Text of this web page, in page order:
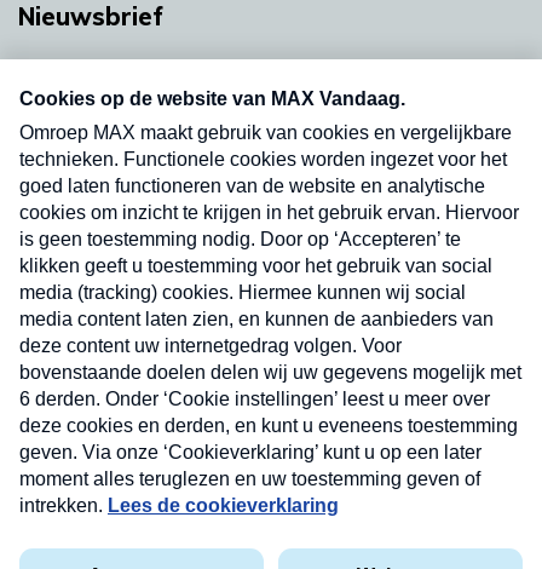
Nieuwsbrief
nieuwsbrief. Elke vrijdag- en dinsdagochtend in
uw mailbox.
Verzend
Privacyverklaring
Cookieverklaring
Nieuwsbrief
Neem hier een gratis abonnement op onze
nieuwsbrief. Elke vrijdag- en dinsdagochtend in uw